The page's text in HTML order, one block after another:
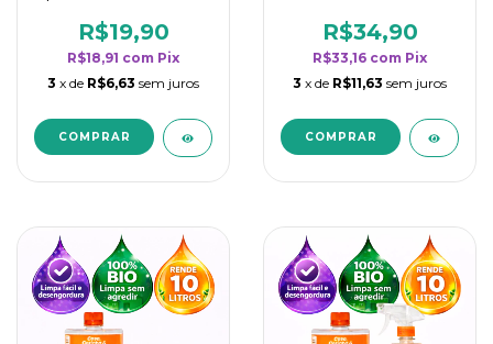
rendimento da
categoria - Flor de
Laranjeira
R$19,90
R$18,91 com Pix
3 x de R$6,63 sem juros
rendimento da
categoria - Flor de
Laranjeira
R$34,90
R$33,16 com Pix
3 x de R$11,63 sem juros